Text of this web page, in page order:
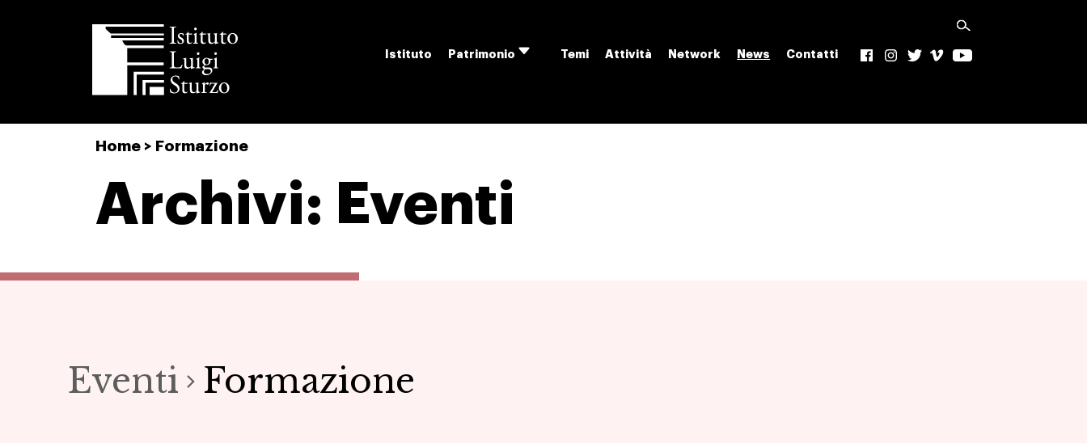
Istituto
Luigi
Istituto Patrimonio Temi Attività Network News Contatti f Ig v yt
Home > Formazione
Archivi: Eventi
Eventi Formazione